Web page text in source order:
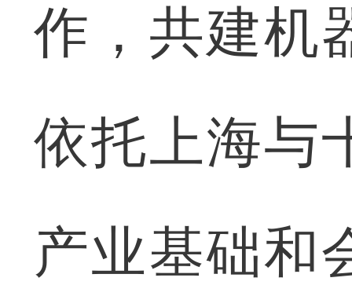
作，共建机
依托上海与
产业基础和